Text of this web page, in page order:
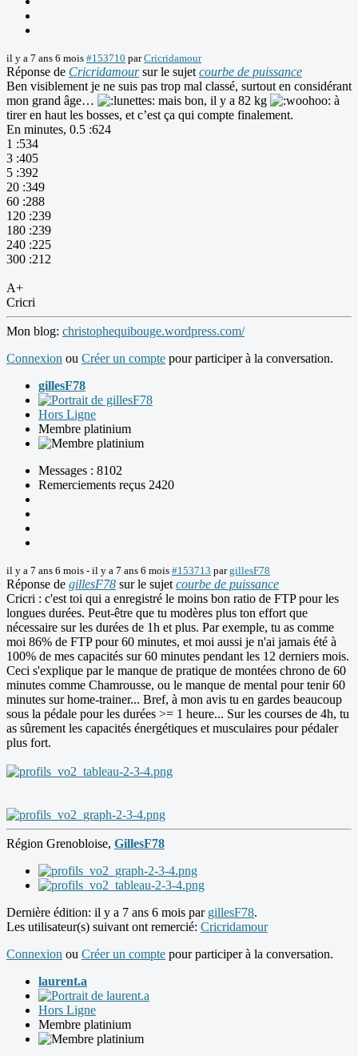
il y a 7 ans 6 mois #153710 parCricridamour
Réponse de Cricridamoursur le sujet courbe de puissance
Ben visiblement je ne suis pas trop mal classé, surtout en considérant
mon grand âge…
mais bon, il y a 82 kg
à
tirer en haut les bosses, et c’est ça qui compte finalement.
En minutes, 0.5 :624
1 :534
3 :405
5 :392
20 :349
60 :288
120 :239
180 :239
240 :225
300 :212
A+
Cricri
Mon blog: christophequibouge.wordpress.com/
Connexion ou Créer un compte pour participer à la conversation.
gillesF78
Hors Ligne
Membre platinium
Messages : 8102
Remerciements reçus 2420
il y a 7 ans 6 mois - il y a 7 ans 6 mois #153713 pargillesF78
Réponse de gillesF78 sur le sujet courbe de puissance
Cricri : c'est toi qui a enregistré le moins bon ratio de FTP pour les
longues durées. Peut-être que tu modères plus ton effort que
nécessaire sur les durées de 1h et plus. Par exemple, tu as comme
moi 86% de FTP pour 60 minutes, et moi aussi je n'ai jamais été à
100% de mes capacités sur 60 minutes pendant les 12 derniers mois.
Ceci s'explique par le manque de pratique de montées chrono de 60
minutes comme Chamrousse, ou le manque de mental pour tenir 60
minutes sur home-trainer... Bref, à mon avis tu en gardes beaucoup
sous la pédale pour les durées >= 1 heure... Sur les courses de 4h, tu
as sûrement les capacités énergétiques et musculaires pour pédaler
plus fort.
Région Grenobloise, GillesF78
Dernière édition: il y a 7 ans 6 mois par gillesF78.
Les utilisateur(s) suivant ont remercié: Cricridamour
Connexion ou Créer un compte pour participer à la conversation.
laurent.a
Hors Ligne
Membre platinium